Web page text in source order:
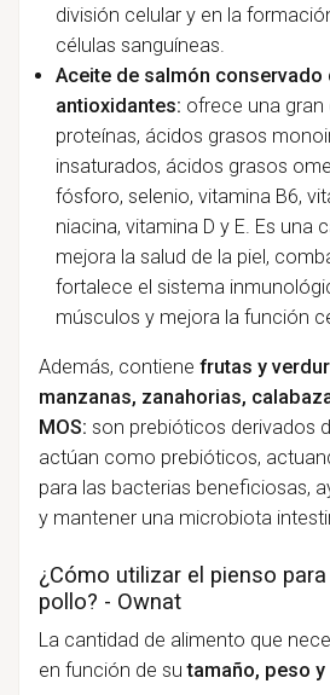
división celular y en la
células sanguíneas.
Aceite de salmón conservado
antioxidantes: ofrece una gran
proteínas, ácidos grasos
insaturados, ácidos grasos
fósforo, selenio, vitamina B6,
niacina, vitamina D y E. Es una
mejora la salud de la piel,
fortalece el sistema
músculos y mejora la función
Además, contiene frutas y
manzanas, zanahorias,
MOS: son prebióticos derivados
actúan como prebióticos,
para las bacterias beneficiosas,
y mantener una microbiota
¿Cómo utilizar el pienso
pollo? - Ownat
La cantidad de alimento que
en función de sutamaño, peso